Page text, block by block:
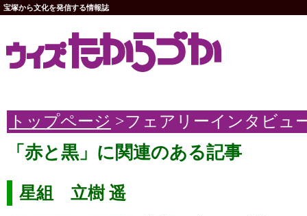
宝塚から文化を発信する情報誌
トップページ >フェアリーインタビュ
「赤と黒」に関連のある記事
星組 立樹 遥